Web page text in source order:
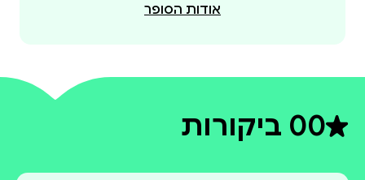
אודות הסופר
0דירוג ממוצע 0 מתוך 5
0 ביקורות